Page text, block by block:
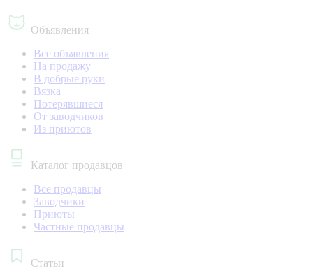
Объявления
Все объявления
На продажу
В добрые руки
Вязка
Потерявшиеся
От заводчиков
Из приютов
Каталог продавцов
Все продавцы
Заводчики
Приюты
Частные продавцы
Статьи